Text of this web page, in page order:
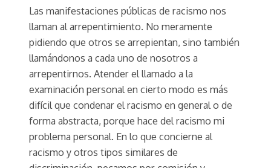
Las manifestaciones públicas de racismo nos
llaman al arrepentimiento. No meramente
pidiendo que otros se arrepientan, sino también
llamándonos a cada uno de nosotros a
arrepentirnos. Atender el llamado a la
examinación personal en cierto modo es más
difícil que condenar el racismo en general o de
forma abstracta, porque hace del racismo mi
problema personal. En lo que concierne al
racismo y otros tipos similares de